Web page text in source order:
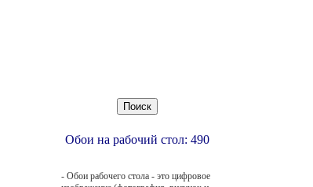
Обои на рабочий стол: 490
- Обои рабочего стола - это цифровое